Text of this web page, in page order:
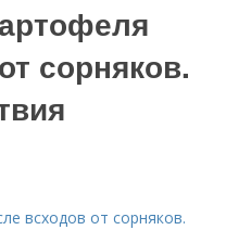
сорняков.
всходов от сорняков.